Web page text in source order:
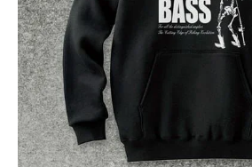
FRESH WATER
SALT WATER
OUTDOOR